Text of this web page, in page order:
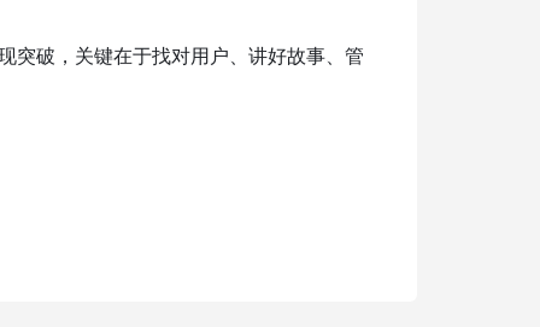
突破，关键在于找对用户、讲好故事、管